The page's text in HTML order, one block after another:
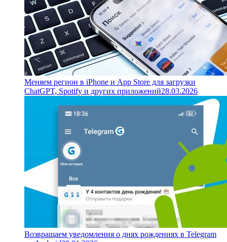
Меняем регион в iPhone и App Store для загрузки
ChatGPT, Spotify и других приложений28.03.2026
Возвращаем уведомления о днях рождениях в Telegram